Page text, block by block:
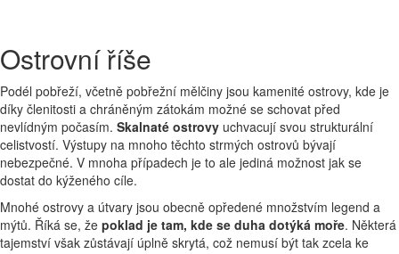
Ostrovní říše
Podél pobřeží, včetně pobřežní mělčiny jsou kamenité ostrovy, kde je
díky členitosti a chráněným zátokám možné se schovat před
nevlídným počasím. Skalnaté ostrovy uchvacují svou strukturální
celistvostí. Výstupy na mnoho těchto strmých ostrovů bývají
nebezpečné. V mnoha případech je to ale jediná možnost jak se
dostat do kýženého cíle.
Mnohé ostrovy a útvary jsou obecně opředené množstvím legend a
mýtů. Říká se, že poklad je tam, kde se duha dotýká moře. Některá
tajemství však zůstávají úplně skrytá, což nemusí být tak zcela ke